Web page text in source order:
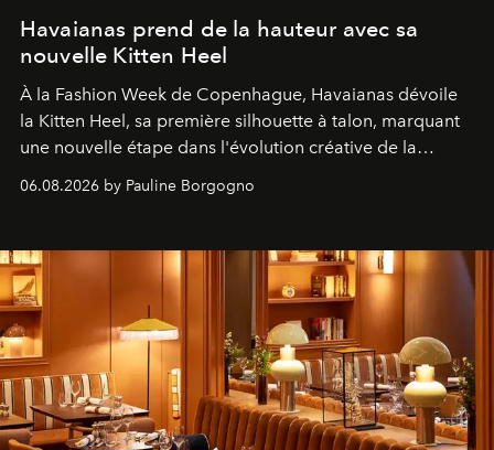
Havaianas prend de la hauteur avec sa
nouvelle Kitten Heel
À la Fashion Week de Copenhague, Havaianas dévoile
la Kitten Heel, sa première silhouette à talon, marquant
une nouvelle étape dans l'évolution créative de la
06.08.2026 by Pauline Borgogno